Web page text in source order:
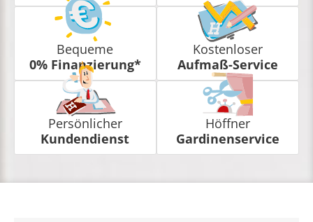
Bequeme
0% Finanzierung*
Kostenloser
Aufmaß-Service
Persönlicher
Kundendienst
Höffner
Gardinenservice